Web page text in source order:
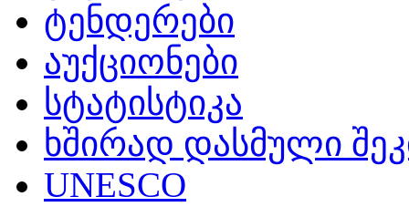
ტენდერები
აუქციონები
სტატისტიკა
ხშირად დასმული
UNESCO